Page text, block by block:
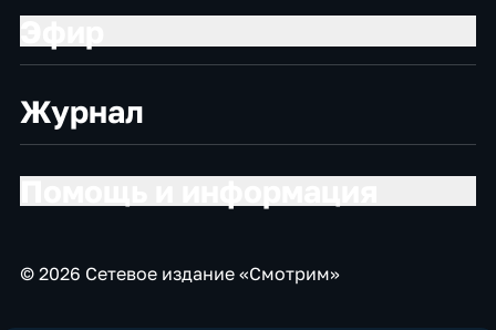
Журнал
© 2026 Сетевое издание «Смотрим»